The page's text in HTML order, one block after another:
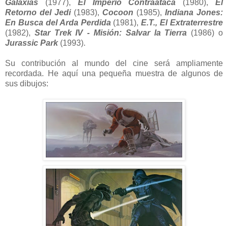
Galaxias (1977), El Imperio Contraataca (1980),El
Retorno del Jedi(1983), Cocoon (1985), Indiana Jones:
En Busca del Arda Perdida (1981),E.T., El Extraterrestre
(1982), Star Trek IV - Misión: Salvar la Tierra (1986) o
Jurassic Park (1993).
Su contribución al mundo del cine será ampliamente
recordada. He aquí una pequeña muestra de algunos de
sus dibujos: